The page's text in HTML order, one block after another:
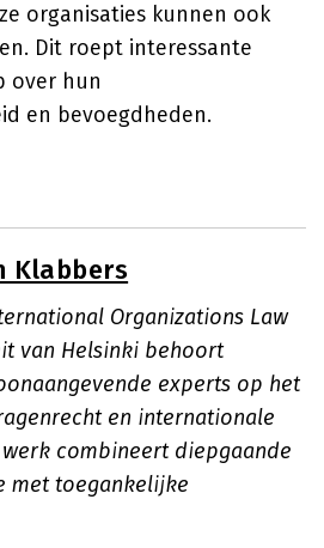
organisaties kunnen ook
Dit roept interessante
over hun
en bevoegdheden.
Klabbers
Organizations Law
van Helsinki behoort
experts op het
en internationale
combineert diepgaande
met toegankelijke